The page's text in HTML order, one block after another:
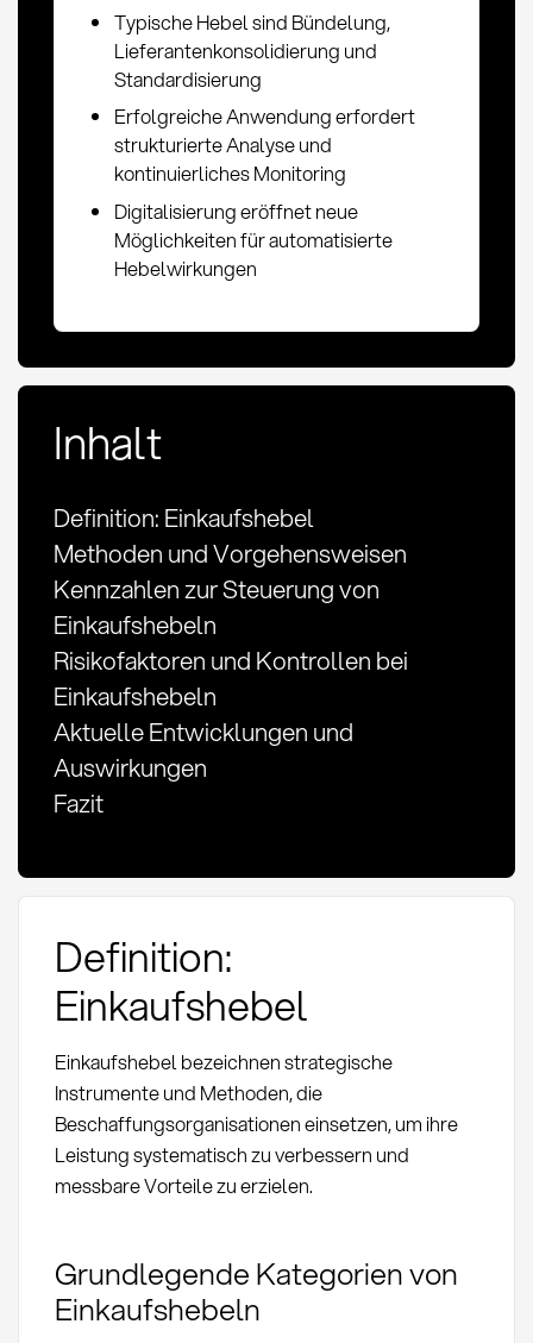
Typische Hebel sind Bündelung,
Lieferantenkonsolidierung und
Standardisierung
Erfolgreiche Anwendung erfordert
strukturierte Analyse und
kontinuierliches Monitoring
Digitalisierung eröffnet neue
Möglichkeiten für automatisierte
Hebelwirkungen
Inhalt
Definition: Einkaufshebel
Methoden und Vorgehensweisen
Kennzahlen zur Steuerung von
Einkaufshebeln
Risikofaktoren und Kontrollen bei
Einkaufshebeln
Aktuelle Entwicklungen und
Auswirkungen
Fazit
Definition:
Einkaufshebel
Einkaufshebel bezeichnen strategische
Instrumente und Methoden, die
Beschaffungsorganisationen einsetzen, um ihre
Leistung systematisch zu verbessern und
messbare Vorteile zu erzielen.
Grundlegende Kategorien von
Einkaufshebeln